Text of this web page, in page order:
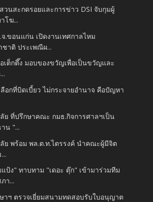
วนสะกดรอยและการข่าว DSI จับกุมผู้
โฆ...
จ.ขอนแก่น เปิดงานเทศกาลไหม
าติ ประเพณีผ...
เต็กตึ๊ง มอบของขวัญเพื่อเป็นขวัญและ
ลือกที่บิดเบี้ยว ไม่กระจายอำนาจ คือปัญหา
ย ที่ปรึกษาคณะ กมธ.กิจการศาลฯเป็น
น "...
ย พร้อม พล.ต.ท.ไตรรงค์ นำคณะผู้มีจิต
ป้ง" ทาบทาม "เดอะ ตุ๊ก" เข้ามาร่วมทีม
า...
าฯ ตรวจเยี่ยมสนามทดสอบรับใบอนุญาต